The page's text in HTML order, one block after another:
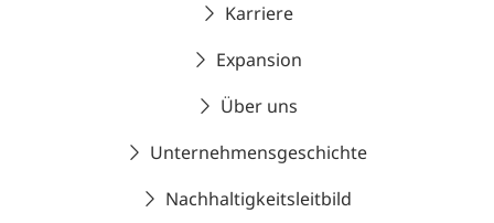
Karriere
Expansion
Über uns
Unternehmensgeschichte
Nachhaltigkeitsleitbild